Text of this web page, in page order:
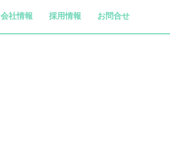
会社情報 採用情報 お問合せ